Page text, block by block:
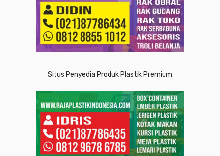
Situs Penyedia Produk Plastik Premium